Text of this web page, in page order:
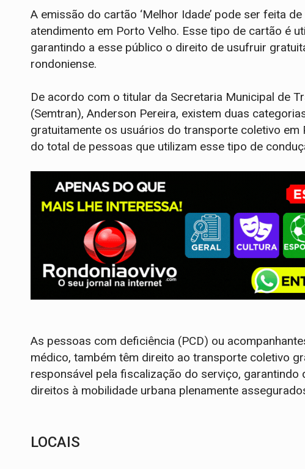
A emissão do cartão ‘Melhor Idade’ pode ser feita
atendimento em Porto Velho. Esse tipo de cartão é
garantindo a esse público o direito de usufruir
rondoniense.
De acordo com o titular da Secretaria Municipal de
(Semtran), Anderson Pereira, existem duas
gratuitamente os usuários do transporte coletivo em
do total de pessoas que utilizam esse tipo de
As pessoas com deficiência (PCD) ou
médico, também têm direito ao transporte coletivo
responsável pela fiscalização do serviço,
direitos à mobilidade urbana plenamente
LOCAIS